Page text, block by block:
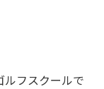
ルフスクールで